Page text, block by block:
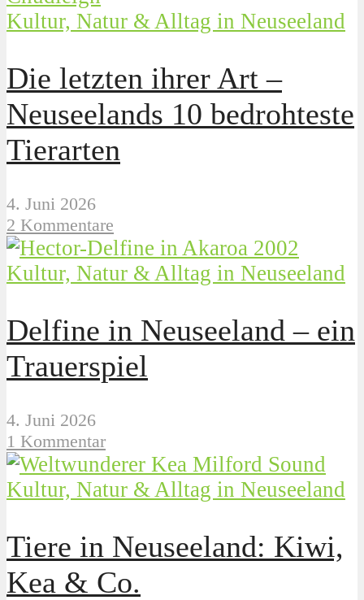
Kultur, Natur & Alltag in Neuseeland
Die letzten ihrer Art –
Neuseelands 10 bedrohteste
Tierarten
4. Juni 2026
2 Kommentare
Kultur, Natur & Alltag in Neuseeland
Delfine in Neuseeland – ein
Trauerspiel
4. Juni 2026
1 Kommentar
Kultur, Natur & Alltag in Neuseeland
Tiere in Neuseeland: Kiwi,
Kea & Co.